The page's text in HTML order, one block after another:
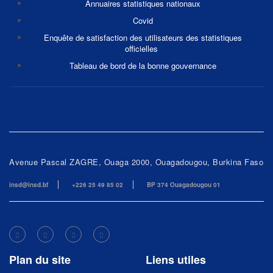
Annuaires statistiques nationaux
Covid
Enquête de satisfaction des utilisateurs des statistiques
officielles
Tableau de bord de la bonne gouvernance
Avenue Pascal ZAGRE, Ouaga 2000, Ouagadougou, Burkina Faso
insd@insd.bf +226 25 49 85 02 BP 374 Ouagadougou 01
Plan du site Liens utiles